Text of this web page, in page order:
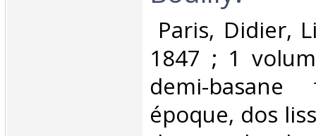
Paris, Didier,
1847 ; 1
demi-
époque, dos